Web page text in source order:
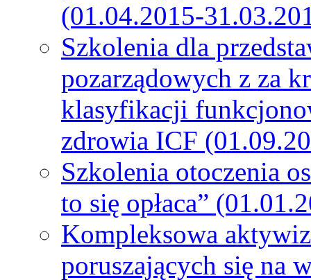
(01.04.2015-
Szkolenia dla
pozarządowych z za
klasyfikacji
zdrowia ICF
Szkolenia otoczenia
to się opłaca”
Kompleksowa
poruszających się na